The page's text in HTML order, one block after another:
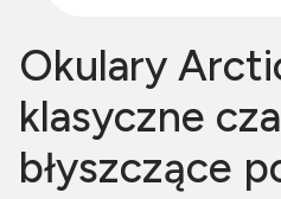
Okulary
klasyczne
błyszczące